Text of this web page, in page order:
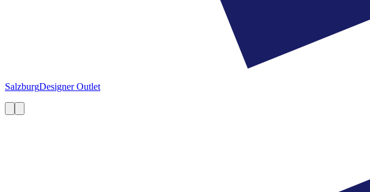
SalzburgDesigner Outlet